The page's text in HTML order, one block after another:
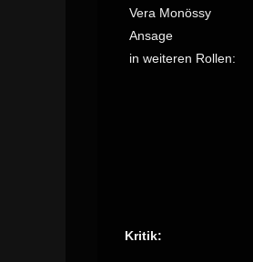
Vera Monössy
Ansage
in weiteren Rollen:
Kritik: